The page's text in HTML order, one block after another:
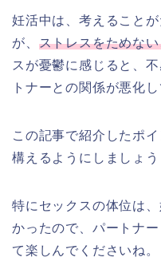
妊活中は、考えること
が、 ストレスをためな
スが憂鬱に感じると、
トナーとの関係が悪化
この記事で紹介したポ
構えるようにしましょう
特にセックスの体位は
かったので、パートナ
て楽しんでくださいね。